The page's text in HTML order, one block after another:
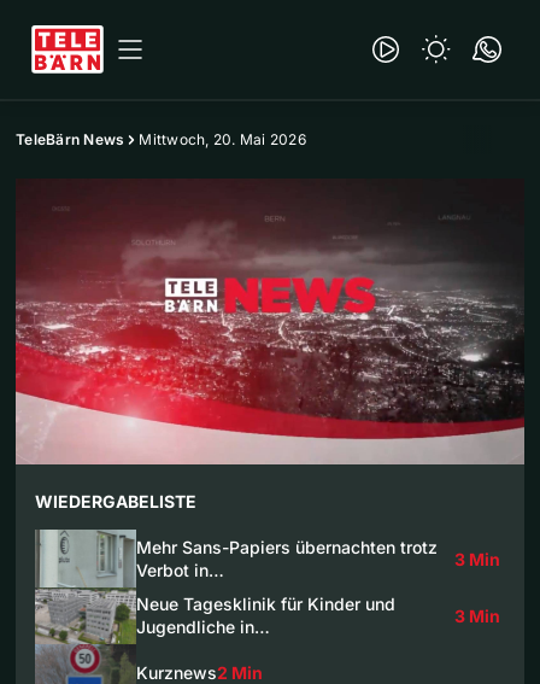
TeleBärn News Mittwoch, 20. Mai 2026
WIEDERGABELISTE
Mehr Sans-Papiers übernachten trotz
Verbot in…
3 Min
Neue Tagesklinik für Kinder und
Jugendliche in…
3 Min
Kurznews2 Min